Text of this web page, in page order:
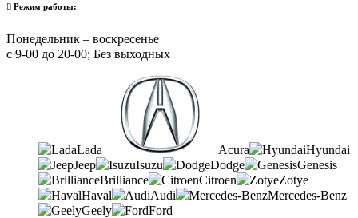
Режим работы:
Понедельник – воскресенье
с 9-00 до 20-00; Без выходных
Lada Acura
Hyundai
Jeep
Isuzu Dodge
Genesis
Brilliance
Citroen
Zotye
Haval
Audi
Mercedes-Benz
Geely
Ford